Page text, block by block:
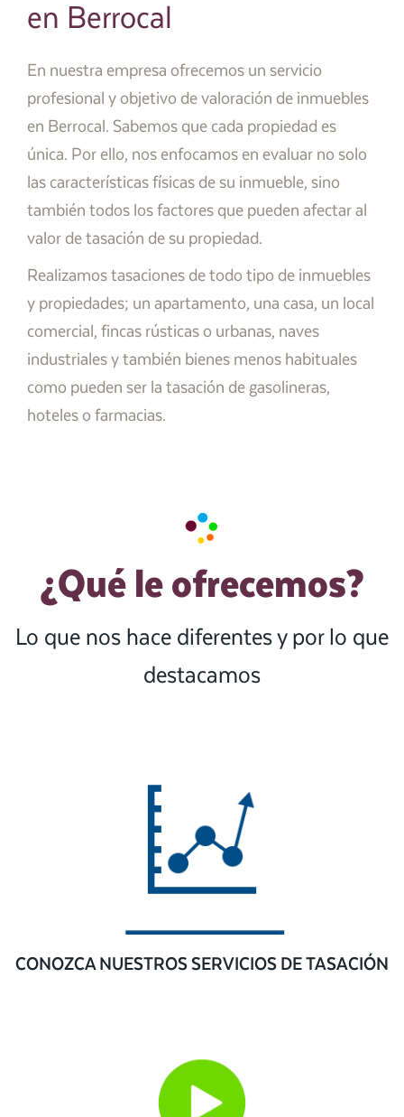
en Berrocal
En nuestra empresa ofrecemos un servicio
profesional y objetivo de valoración de inmuebles
en Berrocal. Sabemos que cada propiedad es
única. Por ello, nos enfocamos en evaluar no solo
las características físicas de su inmueble, sino
también todos los factores que pueden afectar al
valor de tasación de su propiedad.
Realizamos tasaciones de todo tipo de inmuebles
y propiedades; un apartamento, una casa, un local
comercial, fincas rústicas o urbanas, naves
industriales y también bienes menos habituales
como pueden ser la tasación de gasolineras,
hoteles o farmacias.
¿Qué le ofrecemos?
Lo que nos hace diferentes y por lo que
destacamos
CONOZCA NUESTROS SERVICIOS DE TASACIÓN